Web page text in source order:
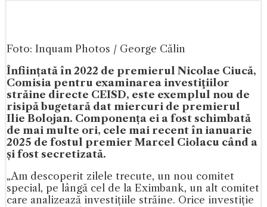
Foto: Inquam Photos / George Călin
Înființată în 2022 de premierul Nicolae Ciucă,
Comisia pentru examinarea investiţiilor
străine directe CEISD, este exemplul nou de
risipă bugetară dat miercuri de premierul
Ilie Bolojan. Componența ei a fost schimbată
de mai multe ori, cele mai recent în ianuarie
2025 de fostul premier Marcel Ciolacu când a
și fost secretizată.
„Am descoperit zilele trecute, un nou comitet
special, pe lângă cel de la Eximbank, un alt comitet
care analizează investițiile străine. Orice investiție